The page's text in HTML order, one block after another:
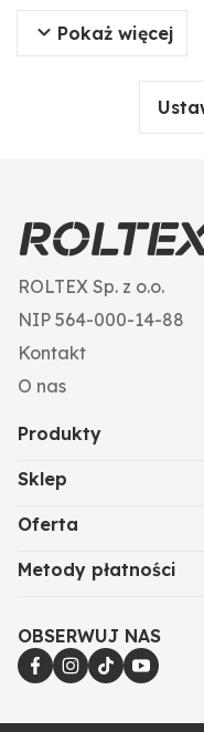
Ciśnienie robocze
d (mm): 33
Menke-Nr.: 26012
Pokaż więcej
ROLTEX Sp. z o.o.
NIP 564-000-14-88
Kontakt
O nas
Produkty
Sklep
Oferta
Metody płatności
OBSERWUJ NAS